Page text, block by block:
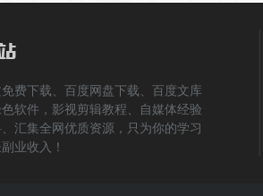
费下载、百度网盘下载、百度文库
软件，影视剪辑教程、自媒体经验
汇集全网优质资源，只为你的学习
业收入！